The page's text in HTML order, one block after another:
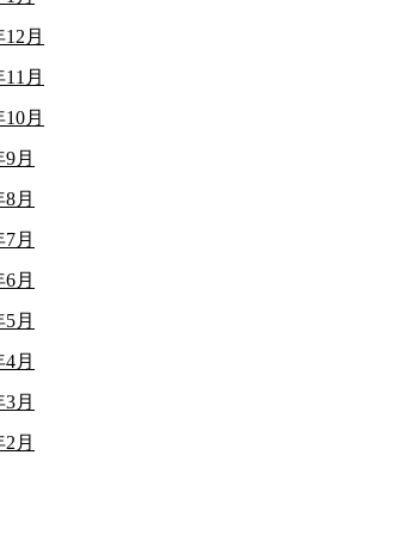
12月
11月
10月
9月
8月
7月
6月
5月
4月
3月
2月